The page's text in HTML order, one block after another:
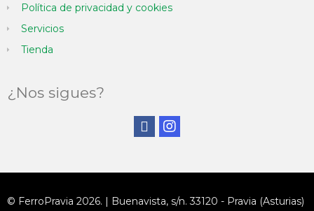
Política de privacidad y cookies
Servicios
Tienda
¿Nos sigues?
© FerroPravia 2026. | Buenavista, s/n. 33120 - Pravia (Asturias)